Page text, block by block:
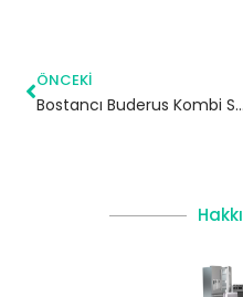
ÖNCEKI
Bostancı Buderus Kombi Servisi – Kadıköy Yetkili Servis